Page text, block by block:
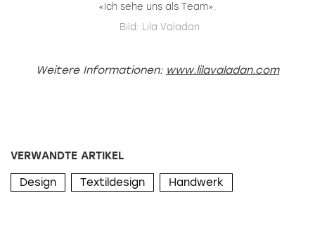
«Ich sehe uns als Team».
Bild: Lila Valadan
Weitere Informationen: www.lilavaladan.com
VERWANDTE ARTIKEL
Design Textildesign Handwerk